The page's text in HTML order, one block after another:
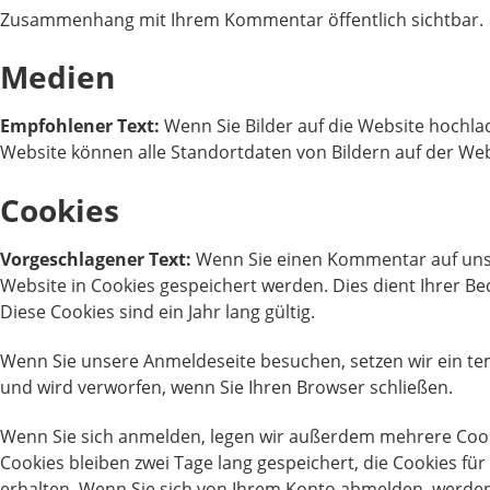
Zusammenhang mit Ihrem Kommentar öffentlich sichtbar.
Medien
Empfohlener Text: Wenn Sie Bilder auf die Website
Website können alle Standortdaten von Bildern auf der
Cookies
Vorgeschlagener Text: Wenn Sie einen Kommentar auf
Website in Cookies gespeichert werden. Dies dient Ihrer
Diese Cookies sind ein Jahr lang gültig.
Wenn Sie unsere Anmeldeseite besuchen, setzen wir ein
und wird verworfen, wenn Sie Ihren Browser schließen.
Wenn Sie sich anmelden, legen wir außerdem mehrere
Cookies bleiben zwei Tage lang gespeichert, die Cookies